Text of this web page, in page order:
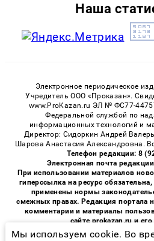
Наша
Электронное периодическое
Учредитель ООО «Проказан».
www.ProKazan.ru ЭЛ № ФС77-
Федеральной службой по
информационных технологий и
Директор: Сидоркин Андрей
Шарова Анастасия Александровна.
Телефон редакции: 8
Электронная почта
При использовании материалов
гиперссылка на ресурс
применены нормы
смежных правах. Редакция портала
комментарии и материалы
сайте prokazan.ru и
Мы используем cookie. Во